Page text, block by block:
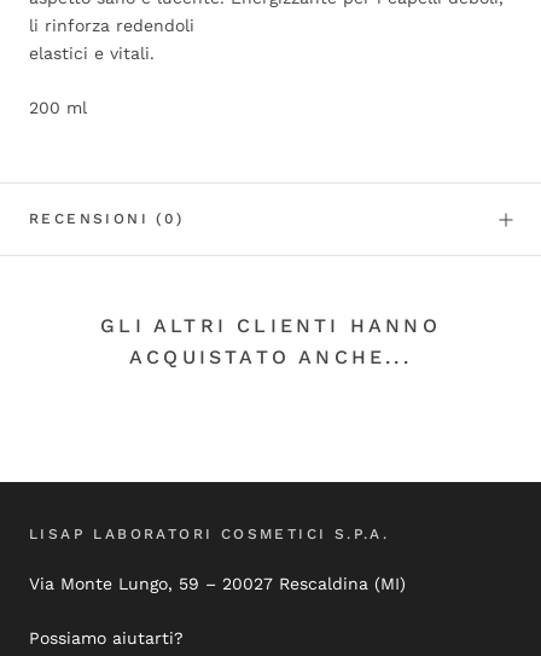
li rinforza redendoli
elastici e vitali.
200 ml
RECENSIONI(0)
GLI ALTRI CLIENTI HANNO
ACQUISTATO ANCHE...
LISAP LABORATORI COSMETICI S.P.A.
Via Monte Lungo, 59 – 20027 Rescaldina (MI)
Possiamo aiutarti?